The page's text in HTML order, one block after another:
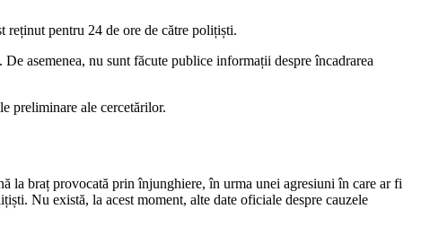
pentru 24 de ore de către polițiști.
asemenea, nu sunt făcute publice informații despre încadrarea
preliminare ale cercetărilor.
la braț provocată prin înjunghiere, în urma unei agresiuni în care ar fi
Nu există, la acest moment, alte date oficiale despre cauzele